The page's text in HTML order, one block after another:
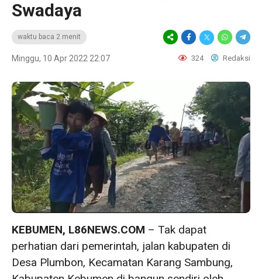
Swadaya
waktu baca 2 menit
Minggu, 10 Apr 2022 22:07 324 Redaksi
KEBUMEN, L86NEWS.COM – Tak dapat
perhatian dari pemerintah, jalan kabupaten di
Desa Plumbon, Kecamatan Karang Sambung,